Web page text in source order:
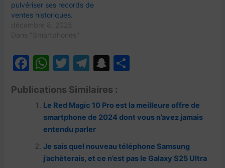
pulvériser ses records de
ventes historiques.
F
c
e
o
W
at
s
A
p
p
T
itt
er
T
e
gr
a
m
S
a
p
h
at
g
Publications Similaires :
Le Red Magic 10 Pro est la meilleure offre de
smartphone de 2024 dont vous n’avez jamais
entendu parler
Je sais quel nouveau téléphone Samsung
j’achèterais, et ce n’est pas le Galaxy S25 Ultra